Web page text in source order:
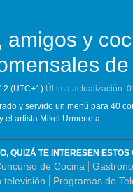
amigos y
(UTC+1) Última actualización:
y servido un menú para 40
el artista Mikel Urmeneta.
QUIZÁ TE INTERESEN ESTOS
de Cocina
televisión
Programas de